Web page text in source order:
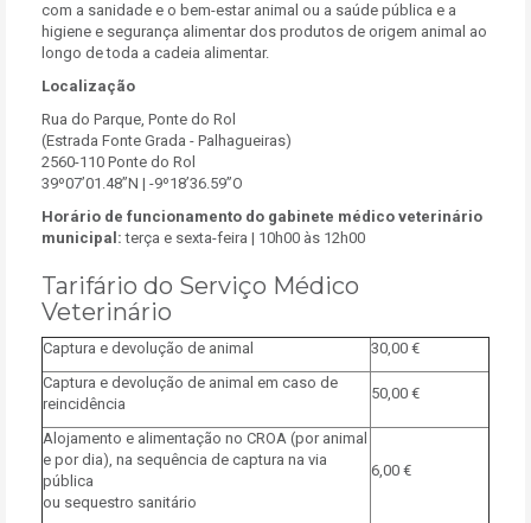
com a sanidade e o bem-estar animal ou a saúde pública e a
higiene e segurança alimentar dos produtos de origem animal ao
longo de toda a cadeia alimentar.
Localização
Rua do Parque, Ponte do Rol
(Estrada Fonte Grada - Palhagueiras)
2560-110 Ponte do Rol
39º07’01.48”N | -9º18’36.59”O
Horário de funcionamento do gabinete médico veterinário
municipal: terça e sexta-feira | 10h00 às 12h00
Tarifário do Serviço Médico
Veterinário
Captura e devolução de animal
30,00 €
Captura e devolução de animal em caso de
reincidência
50,00 €
Alojamento e alimentação no CROA (por animal
e por dia), na sequência de captura na via
pública
ou sequestro sanitário
6,00 €